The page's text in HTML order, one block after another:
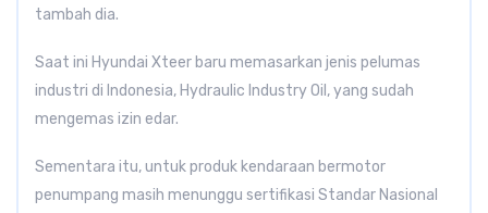
tambah dia.
Saat ini Hyundai Xteer baru memasarkan jenis pelumas
industri di Indonesia, Hydraulic Industry Oil, yang sudah
mengemas izin edar.
Sementara itu, untuk produk kendaraan bermotor
penumpang masih menunggu sertifikasi Standar Nasional